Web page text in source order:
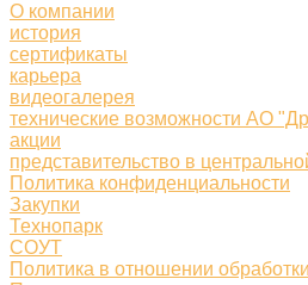
О компании
история
сертификаты
карьера
видеогалерея
технические возможности АО
акции
представительство в
Политика конфиденциальности
Закупки
Технопарк
СОУТ
Политика в отношении